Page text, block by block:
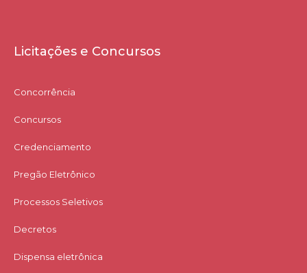
Licitações e Concursos
Concorrência
Concursos
Credenciamento
Pregão Eletrônico
Processos Seletivos
Decretos
Dispensa eletrônica